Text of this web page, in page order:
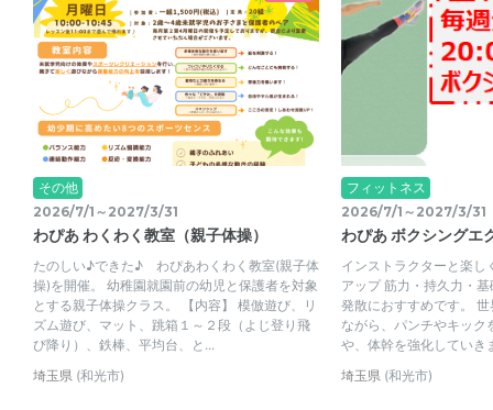
その他
2026/7/1～2027/3/31
わぴあ わくわく教室（親子体操）
たのしい♪できた♪ わぴあわくわく教室(親子体
操)を開催。 幼稚園就園前の幼児と保護者を対象
とする親子体操クラス。 【内容】 模倣遊び、リ
ズム遊び、マット、跳箱１～２段（よじ登り飛
び降り）、鉄棒、平均台、と...
埼玉県 (和光市)
フィットネス
2026/7/1～2027/3/31
わぴあ ボクシングエ
インストラクターと楽し
アップ 筋力・持久力・
発散におすすめです。
ながら、パンチやキック
や、体幹を強化していき
埼玉県 (和光市)